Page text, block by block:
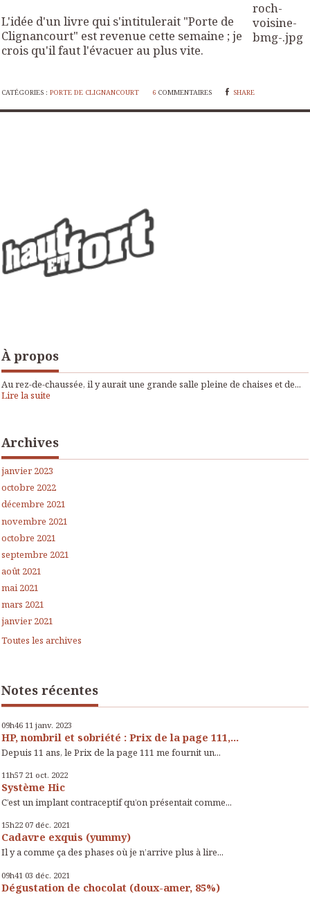
À propos
Au rez-de-chaussée, il y aurait une grande salle pleine de chaises et de...
Lire la suite
Archives
janvier 2023
octobre 2022
décembre 2021
novembre 2021
octobre 2021
septembre 2021
août 2021
mai 2021
mars 2021
janvier 2021
Toutes les archives
Notes récentes
09h46 11 janv. 2023
HP, nombril et sobriété : Prix de la page 111,...
Depuis 11 ans, le Prix de la page 111 me fournit un...
11h57 21 oct. 2022
Système Hic
C’est un implant contraceptif qu’on présentait comme...
15h22 07 déc. 2021
Cadavre exquis (yummy)
Il y a comme ça des phases où je n’arrive plus à lire...
09h41 03 déc. 2021
Dégustation de chocolat (doux-amer, 85%)
L'idée d'un livre qui s'intitulerait "Porte de
Clignancourt" est revenue cette semaine ; je
crois qu'il faut l'évacuer au plus vite.
CATÉGORIES : PORTE DE CLIGNANCOURT 6 COMMENTAIRES SHARE